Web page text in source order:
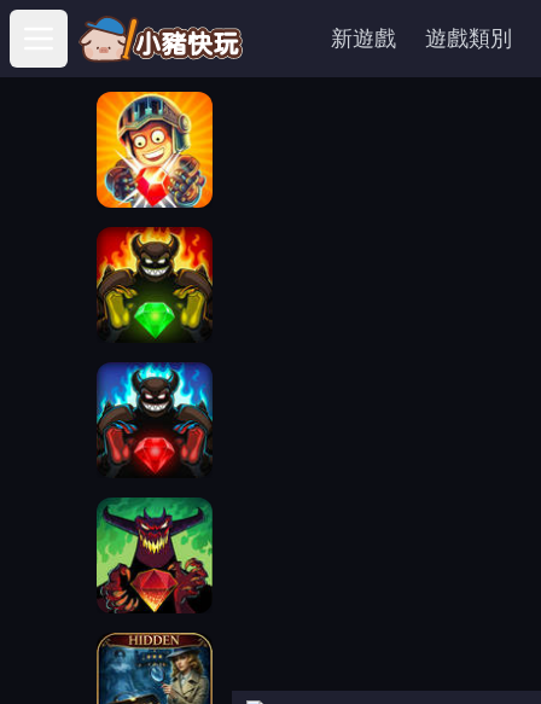
Open main menu
新遊戲 遊戲類別